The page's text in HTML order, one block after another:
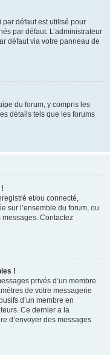
par défaut est utilisé pour
par défaut. L’administrateur
défaut via votre panneau de
du forum, y compris les
détails tels que les forums
et/ou connecté,
sur l’ensemble du forum, ou
messages. Contactez
!
privés d’un membre
de votre messagerie
d’un membre en
Ce dernier a la
d’envoyer des messages